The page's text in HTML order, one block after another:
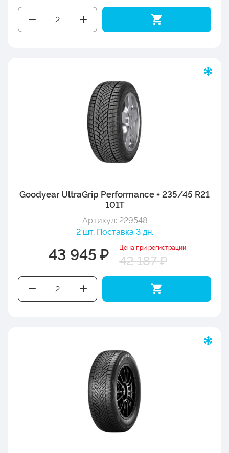
Goodyear UltraGrip Performance + 235/45 R21
101T
Артикул: 229548
2 шт. Поставка 3 дн.
43 945 ₽ Цена при регистрации
42 187 ₽